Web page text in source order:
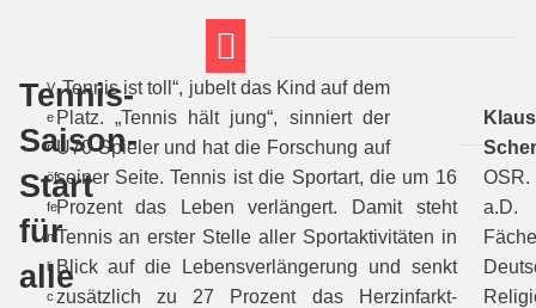
Tennis-
Saison-
Start
für
alle
V
e
r
öf
fe
nt
li
c
„Tennis ist toll“, jubelt das Kind auf dem
Platz. „Tennis hält jung“, sinniert der
U70-Spieler und hat die Forschung auf
seiner Seite. Tennis ist die Sportart, die um 16
Prozent das Leben verlängert. Damit steht
Tennis an erster Stelle aller Sportaktivitäten in
Blick auf die Lebensverlängerung und senkt
zusätzlich zu 27 Prozent das Herzinfarkt-
Klaus
OSR.
a.D.